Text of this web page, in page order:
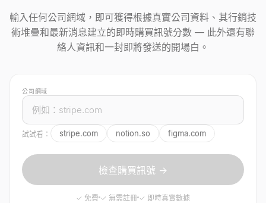
輸入任何公司網域，即可獲得根據真實公司資料、其行銷技
術堆疊和最新消息建立的即時購買訊號分數 — 此外還有聯
絡人資訊和一封即將發送的開場白。
公司網域
試試看： stripe.com notion.so figma.com
檢查購買訊號 →
✓ 免費 ✓ 無需註冊 ✓ 即時真實數據